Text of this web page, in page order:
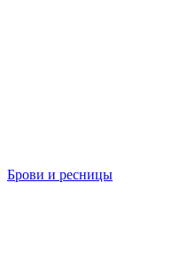
Брови и ресницы